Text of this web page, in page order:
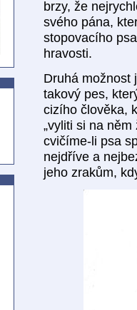
brzy, že
svého pána,
stopovacího
hravosti.
Druhá možnost
takový pes,
cizího člověka,
„vyliti si na
cvičíme-li psa
nejdříve a
jeho zrakům,